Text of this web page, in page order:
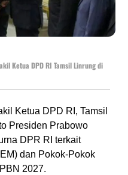
Ketua DPD RI Tamsil Linrung di
Ketua DPD RI, Tamsil
Presiden Prabowo
DPR RI terkait
dan Pokok-Pokok
2027.